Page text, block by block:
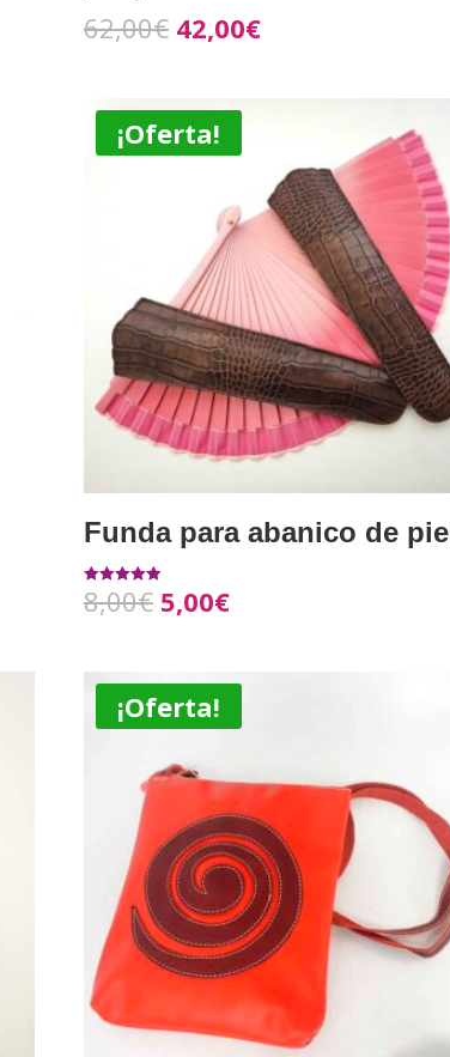
62,00€ 42,00€
¡Oferta!
Funda para abanico de
Valorado con
5.00
8,00€ 5,00€
¡Oferta!